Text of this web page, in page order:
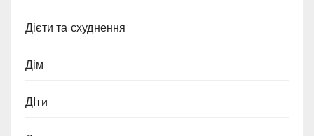
Дієти та схуднення
Дім
ДІти